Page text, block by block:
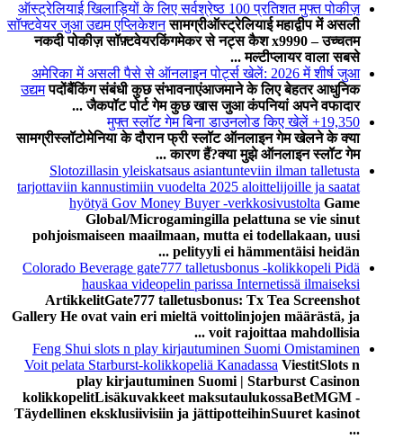
ऑस्ट्रेलियाई खिलाड़ियों के लिए सर्वश्रेष्ठ 100 प्रतिशत मुफ्त पोकीज़
सॉफ्टवेयर जुआ उद्यम एप्लिकेशन सामग्रीऑस्ट्रेलियाई महाद्वीप में असली
नकदी पोकीज़ सॉफ़्टवेयरकिंगमेकर से नट्स कैश x9990 – उच्चतम
मल्टीप्लायर वाला सबसे ...
अमेरिका में असली पैसे से ऑनलाइन पोर्ट्स खेलें: 2026 में शीर्ष जुआ
उद्यम पदोंबैंकिंग संबंधी कुछ संभावनाएंआजमाने के लिए बेहतर आधुनिक
जैकपॉट पोर्ट गेम कुछ खास जुआ कंपनियां अपने वफादार ...
19,350+ मुफ्त स्लॉट गेम बिना डाउनलोड किए खेलें
सामग्रीस्लॉटोमेनिया के दौरान फ्री स्लॉट ऑनलाइन गेम खेलने के क्या
कारण हैं?क्या मुझे ऑनलाइन स्लॉट गेम ...
Slotozillasin yleiskatsaus asiantunteviin ilman talletusta
tarjottaviin kannustimiin vuodelta 2025 aloittelijoille ja saatat
hyötyä Gov Money Buyer -verkkosivustolta Game
Global/Microgamingilla pelattuna se vie sinut
pohjoismaiseen maailmaan, mutta ei todellakaan, uusi
pelityyli ei hämmentäisi heidän ...
Colorado Beverage gate777 talletusbonus -kolikkopeli Pidä
hauskaa videopelin parissa Internetissä ilmaiseksi
ArtikkelitGate777 talletusbonus: Tx Tea Screenshot
Gallery He ovat vain eri mieltä voittolinjojen määrästä, ja
voit rajoittaa mahdollisia ...
Feng Shui slots n play kirjautuminen Suomi Omistaminen
Voit pelata Starburst-kolikkopeliä Kanadassa ViestitSlots n
play kirjautuminen Suomi | Starburst Casinon
kolikkopelitLisäkuvakkeet maksutaulukossaBetMGM -
Täydellinen eksklusiivisiin ja jättipotteihinSuuret kasinot
...